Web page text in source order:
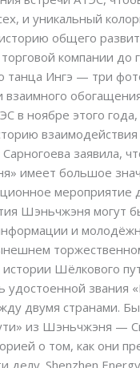
и уникальный
общего
компании до
танца Ингэ — три
взаимного
в ноябре этого
заявила,
имеет большое
мероприятие
Шэньчжэня могут
и
Шёлкового
удостоенной звания
двумя странами.
из Шэньчжэня —
о том, как они
Shenzhen